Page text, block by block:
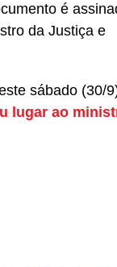
é
da Justiça e
sábado (30/
lugar ao